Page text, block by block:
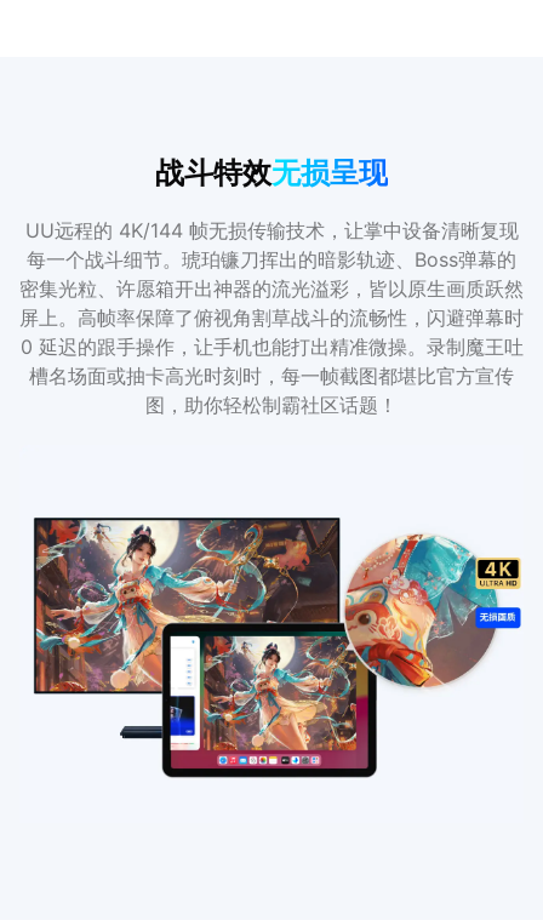
战斗特效无损呈现
UU远程的 4K/144 帧无损传输技术，让掌中设备清晰复现
每一个战斗细节。琥珀镰刀挥出的暗影轨迹、Boss弹幕的
密集光粒、许愿箱开出神器的流光溢彩，皆以原生画质跃然
屏上。高帧率保障了俯视角割草战斗的流畅性，闪避弹幕时
0 延迟的跟手操作，让手机也能打出精准微操。录制魔王吐
槽名场面或抽卡高光时刻时，每一帧截图都堪比官方宣传
图，助你轻松制霸社区话题！